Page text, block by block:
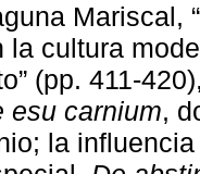
Mariscal,
cultura
(pp. 411-
esu carnium,
la